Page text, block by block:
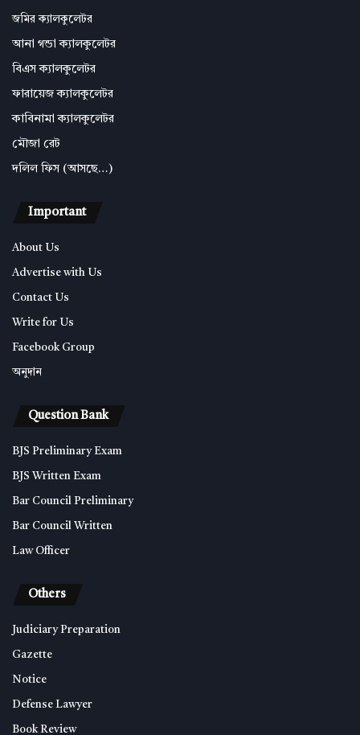
জমির ক্যালকুলেটর
আনা গন্ডা ক্যালকুলেটর
বিএস ক্যালকুলেটর
ফারায়েজ ক্যালকুলেটর
কাবিনামা ক্যালকুলেটর
মৌজা রেট
দলিল ফিস (আসছে…)
Important
About Us
Advertise with Us
Contact Us
Write for Us
Facebook Group
অনুদান
Question Bank
BJS Preliminary Exam
BJS Written Exam
Bar Council Preliminary
Bar Council Written
Law Officer
Others
Judiciary Preparation
Gazette
Notice
Defense Lawyer
Book Review